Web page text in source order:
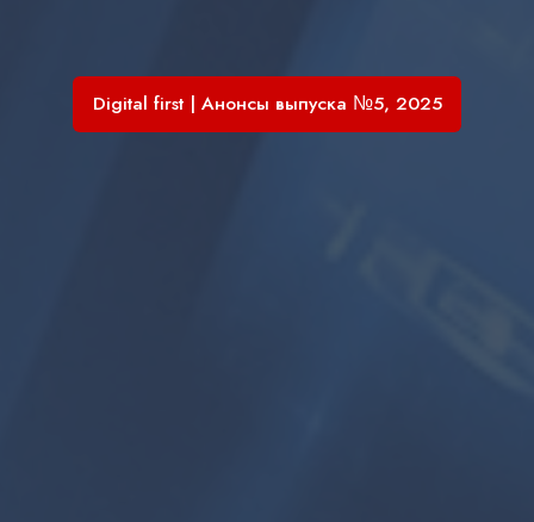
Digital first | Анонсы выпуска №5, 2025